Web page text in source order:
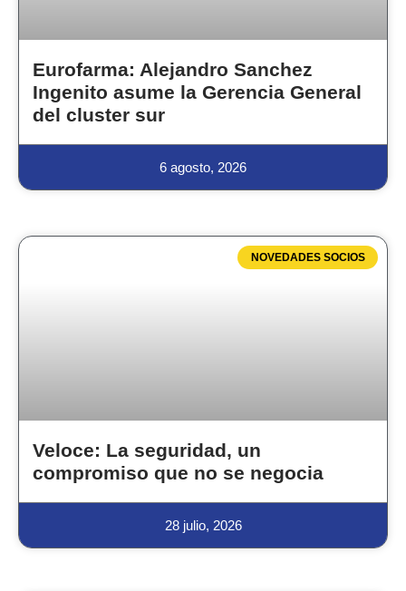
Eurofarma: Alejandro Sanchez
Ingenito asume la Gerencia General
del cluster sur
6 agosto, 2026
NOVEDADES SOCIOS
Veloce: La seguridad, un
compromiso que no se negocia
28 julio, 2026